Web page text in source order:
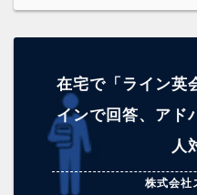
在宅で「ライン英
インで回答、アド
人
株式会社